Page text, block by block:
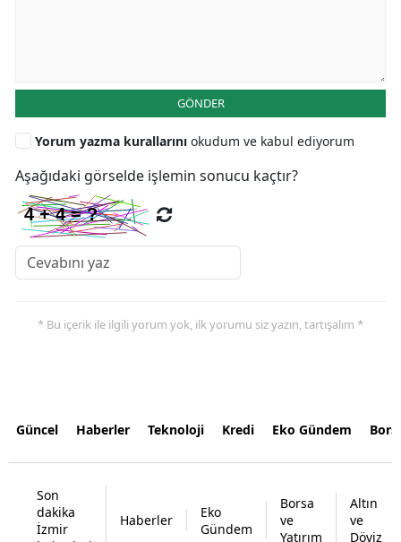
GÖNDER
Yorum yazma kurallarını okudum ve kabul ediyorum
Aşağıdaki görselde işlemin sonucu kaçtır?
* Bu içerik ile ilgili yorum yok, ilk yorumu siz yazın, tartışalım *
Güncel Haberler Teknoloji Kredi Eko Gündem
Son
dakika
İzmir
Haberler
Eko
Gündem
Borsa
ve
Yatırım
Altın
ve
Döviz